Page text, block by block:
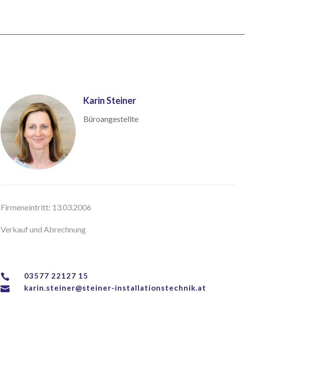
Karin Steiner
Büroangestellte
Firmeneintritt: 13.03.2006
Verkauf und Abrechnung

03577 22127 15

karin.steiner@steiner-installationstechnik.at